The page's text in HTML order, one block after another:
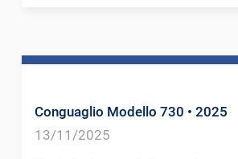
Conguaglio Modello 730 • 2025
13/11/2025